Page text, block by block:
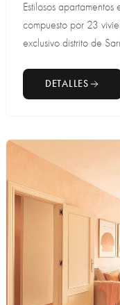
Estilosos
compuesto por 23
exclusivo distrito de
DETALLES